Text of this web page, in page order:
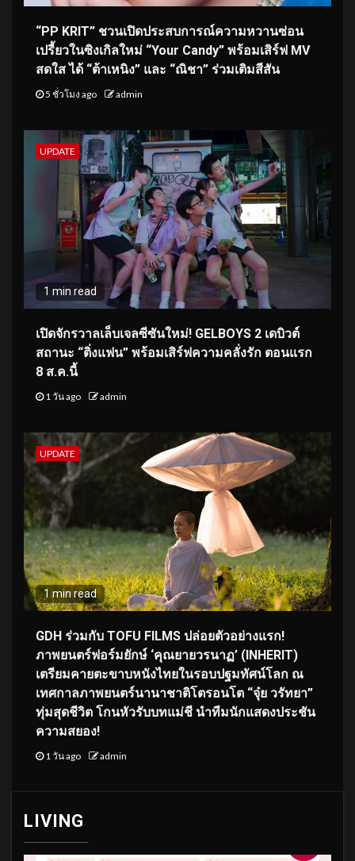
“PP KRIT” ชวนเปิดประสบการณ์ความหวานซ่อน
เปรี้ยวในซิงเกิลใหม่ “Your Candy” พร้อมเสิร์ฟ MV
สดใส ได้ “ต้าเหนิง” และ “ณิชา” ร่วมเติมสีสัน
5 ชั่วโมง ago admin
UPDATE
1 min read
เปิดจักรวาลเล็บเจลซีซันใหม่! GELBOYS 2 เดบิวต์
สถานะ “ติ่งแฟน” พร้อมเสิร์ฟความคลั่งรัก ตอนแรก
8 ส.ค.นี้
1 วัน ago admin
UPDATE
1 min read
GDH ร่วมกับ TOFU FILMS ปล่อยตัวอย่างแรก!
ภาพยนตร์ฟอร์มยักษ์ ‘คุณยายวรนาฏ’ (INHERIT)
เตรียมคายตะขาบหนังไทยในรอบปฐมทัศน์โลก ณ
เทศกาลภาพยนตร์นานาชาติโตรอนโต “จุ๋ย วรัทยา”
ทุ่มสุดชีวิต โกนหัวรับบทแม่ชี นำทีมนักแสดงประชัน
ความสยอง!
1 วัน ago admin
LIVING